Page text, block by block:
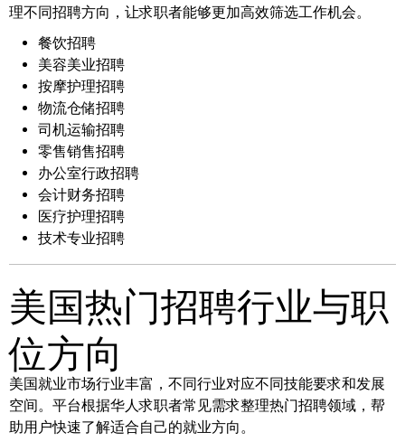
理不同招聘方向，让求职者能够更加高效筛选工作机会。
餐饮招聘
美容美业招聘
按摩护理招聘
物流仓储招聘
司机运输招聘
零售销售招聘
办公室行政招聘
会计财务招聘
医疗护理招聘
技术专业招聘
美国热门招聘行业与职
位方向
美国就业市场行业丰富，不同行业对应不同技能要求和发展
空间。平台根据华人求职者常见需求整理热门招聘领域，帮
助用户快速了解适合自己的就业方向。